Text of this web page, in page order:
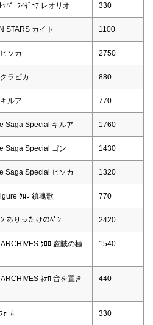
ﾊﾟｰﾌｨｷﾞｭｱ レオリオ 330
STARS カイト 1100
ソカ 2750
ラピカ 880
ルア 770
Saga Special キルア 1760
Saga Special ゴン 1430
Saga Special ヒソカ 1320
ｸﾛﾛ 鎮魂歌 770
ありったけのﾍﾟﾝ 2420
ｸﾛﾛ 盗賊の極
1540
ﾈﾃﾛ 音を置き
440
ｫｰﾑ 330